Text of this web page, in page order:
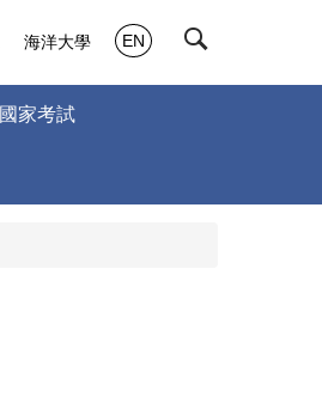
國家考試
海洋大學 EN